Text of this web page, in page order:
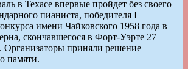
в Техасе впервые пройдет без своего
пианиста, победителя I
имени Чайковского 1958 года в
скончавшегося в Форт-Уэрте 27
Организаторы приняли решение
памяти.